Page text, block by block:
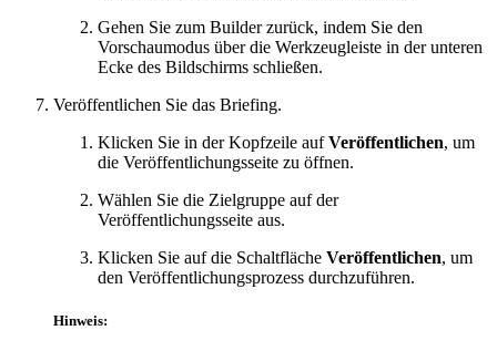
Gehen Sie zum Builder zurück, indem Sie den
Vorschaumodus über die Werkzeugleiste in der unteren
Ecke des Bildschirms schließen.
Veröffentlichen Sie das Briefing.
Klicken Sie in der Kopfzeile aufVeröffentlichen, um
die Veröffentlichungsseite zu öffnen.
Wählen Sie die Zielgruppe auf der
Veröffentlichungsseite aus.
Klicken Sie auf die Schaltfläche Veröffentlichen, um
den Veröffentlichungsprozess durchzuführen.
Hinweis: